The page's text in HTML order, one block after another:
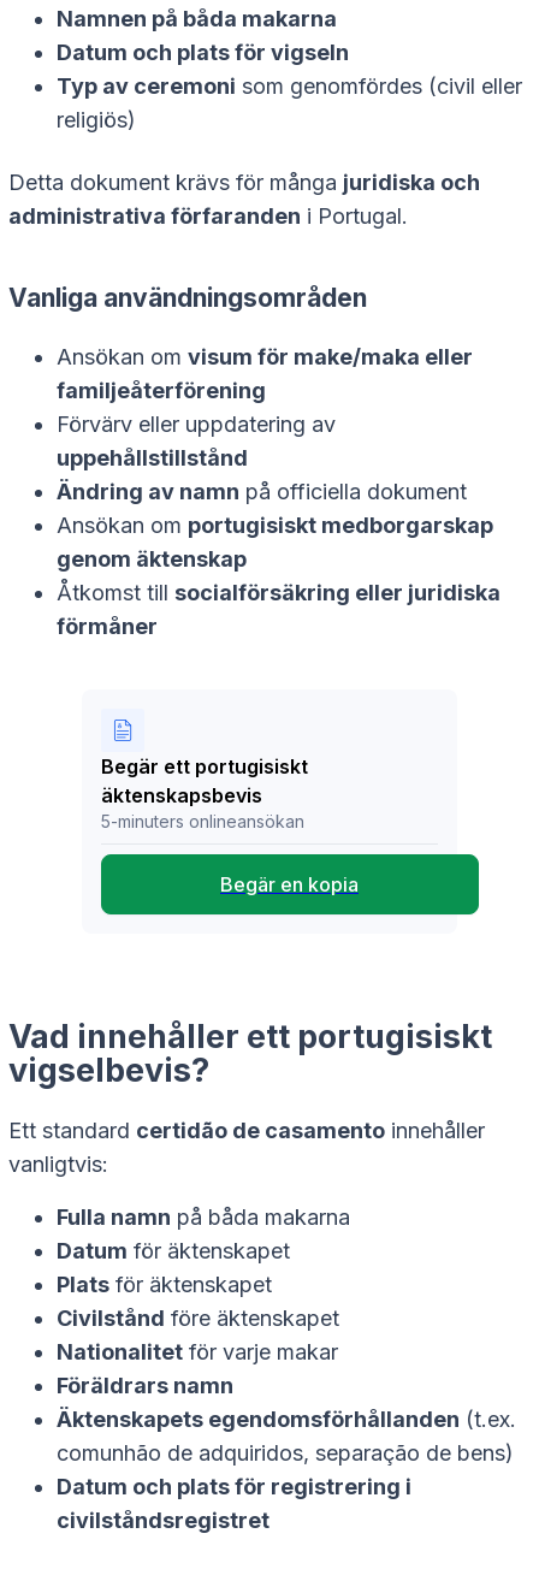
Namnen på båda makarna
Datum och plats för vigseln
Typ av ceremoni som genomfördes (civil eller
religiös)
Detta dokument krävs för många juridiska och
administrativa förfaranden i Portugal.
Vanliga användningsområden
Ansökan om visum för make/maka eller
familjeåterförening
Förvärv eller uppdatering av
uppehållstillstånd
Ändring av namn på officiella dokument
Ansökan om portugisiskt medborgarskap
genom äktenskap
Åtkomst till socialförsäkring eller juridiska
förmåner
Begär ett portugisiskt
äktenskapsbevis
5-minuters onlineansökan
Begär en kopia
Vad innehåller ett portugisiskt
vigselbevis?
Ett standard certidão de casamento innehåller
vanligtvis:
Fulla namn på båda makarna
Datum för äktenskapet
Plats för äktenskapet
Civilstånd före äktenskapet
Nationalitet för varje makar
Föräldrars namn
Äktenskapets egendomsförhållanden (t.ex.
comunhão de adquiridos, separação de bens)
Datum och plats för registrering i
civilståndsregistret